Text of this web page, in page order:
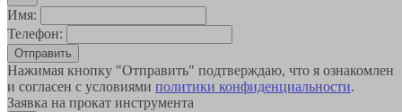
Имя:
Телефон:
Отправить
Нажимая кнопку "Отправить" подтверждаю, что я ознакомлен
и согласен с условиями политики конфиденциальности.
Заявка на прокат инструмента